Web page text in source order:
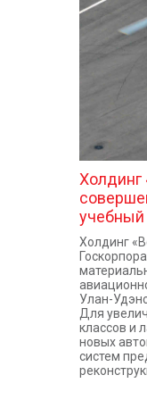
КОНТАКТЫ
Холдинг
учебный
Холдинг
Улан-
Для
классов и
новых
систем